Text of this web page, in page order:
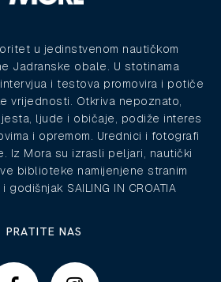
u jedinstvenom nautičkom
Jadranske obale. U stotinama
i testova promovira i potiče
vrijednosti. Otkriva nepoznato,
ljude i običaje, podiže interes
i opremom. Urednici i fotografi
Iz Mora su izrasli peljari, nautički
biblioteke namijenjene stranim
godišnjak SAILING IN CROATIA
PRATITE NAS